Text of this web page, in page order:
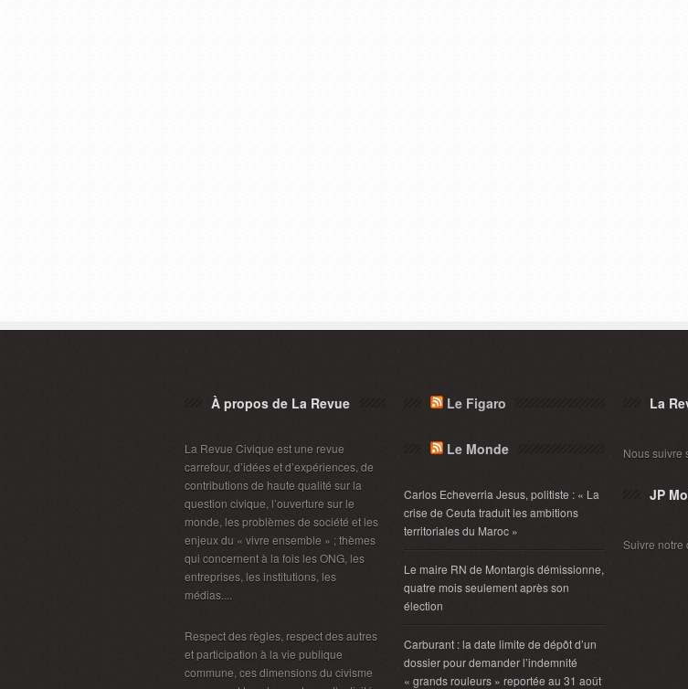
À propos de La Revue
La Revue Civique est une revue
carrefour, d’idées et d’expériences, de
contributions de haute qualité sur la
question civique, l’ouverture sur le
monde, les problèmes de société et les
enjeux du « vivre ensemble » ; thèmes
qui concernent à la fois les ONG, les
entreprises, les institutions, les
médias....
Respect des règles, respect des autres
et participation à la vie publique
commune, ces dimensions du civisme
Le Figaro
Le Monde
Carlos Echeverria Jesus, politiste : « La
crise de Ceuta traduit les ambitions
territoriales du Maroc »
Le maire RN de Montargis démissionne,
quatre mois seulement après son
élection
Carburant : la date limite de dépôt d’un
dossier pour demander l’indemnité
« grands rouleurs » reportée au 31 août
La
Nous suivre
JP
Suivre notre